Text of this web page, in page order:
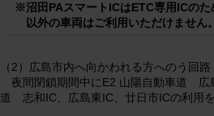
※沼田PAスマートICはETC専用ICのた
以外の車両はご利用いただけません。
（2）広島市内へ向かわれる方へのう回路
夜間閉鎖期間中にE2 山陽自動車道 広
道 志和IC、広島東IC、廿日市ICの利用を